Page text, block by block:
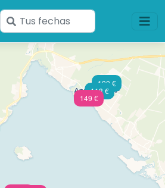
Ingresa
tus
fechas
149 €
100 €
118 €